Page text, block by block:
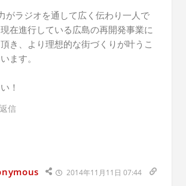
がラジオを通して広く伝わり一人で
在進行している広島の再開発事業に
き、より理想的な街づくりが叶うこ
ます。
！
返信
2014年11月11日 07:44